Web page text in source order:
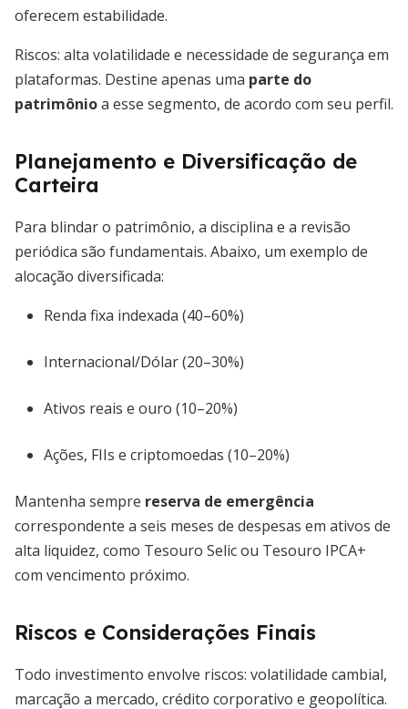
oferecem estabilidade.
Riscos: alta volatilidade e necessidade de segurança em
plataformas. Destine apenas uma parte do
patrimônioa esse segmento, de acordo com seu perfil.
Planejamento e Diversificação de
Carteira
Para blindar o patrimônio, a disciplina e a revisão
periódica são fundamentais. Abaixo, um exemplo de
alocação diversificada:
Renda fixa indexada (40–60%)
Internacional/Dólar (20–30%)
Ativos reais e ouro (10–20%)
Ações, FIIs e criptomoedas (10–20%)
Mantenha sempre reserva de emergência
correspondente a seis meses de despesas em ativos de
alta liquidez, como Tesouro Selic ou Tesouro IPCA+
com vencimento próximo.
Riscos e Considerações Finais
Todo investimento envolve riscos: volatilidade cambial,
marcação a mercado, crédito corporativo e geopolítica.